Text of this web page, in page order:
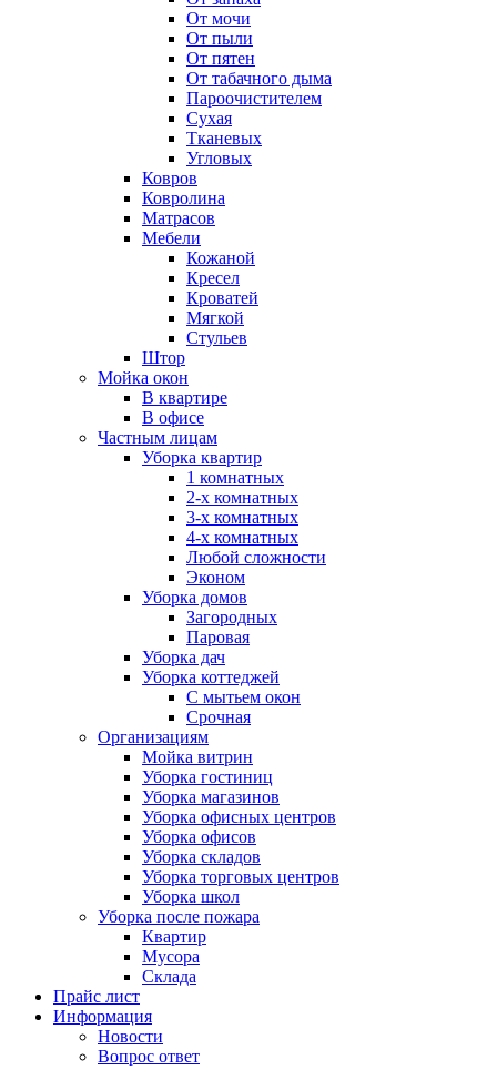
От мочи
От пыли
От пятен
От табачного дыма
Пароочистителем
Сухая
Тканевых
Угловых
Ковров
Ковролина
Матрасов
Мебели
Кожаной
Кресел
Кроватей
Мягкой
Стульев
Штор
Мойка окон
В квартире
В офисе
Частным лицам
Уборка квартир
1 комнатных
2-х комнатных
3-х комнатных
4-х комнатных
Любой сложности
Эконом
Уборка домов
Загородных
Паровая
Уборка дач
Уборка коттеджей
С мытьем окон
Срочная
Организациям
Мойка витрин
Уборка гостиниц
Уборка магазинов
Уборка офисных центров
Уборка офисов
Уборка складов
Уборка торговых центров
Уборка школ
Уборка после пожара
Квартир
Мусора
Склада
Прайс лист
Информация
Новости
Вопрос ответ